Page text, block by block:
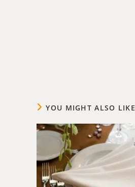
YOU MIGHT ALSO LIKE